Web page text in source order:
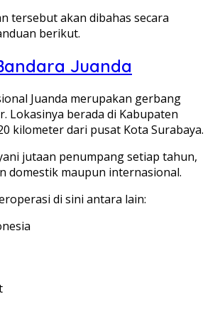
tersebut akan dibahas secara
berikut.
Juanda
Juanda merupakan gerbang
Lokasinya berada di Kabupaten
kilometer dari pusat Kota Surabaya.
jutaan penumpang setiap tahun,
domestik maupun internasional.
di sini antara lain: